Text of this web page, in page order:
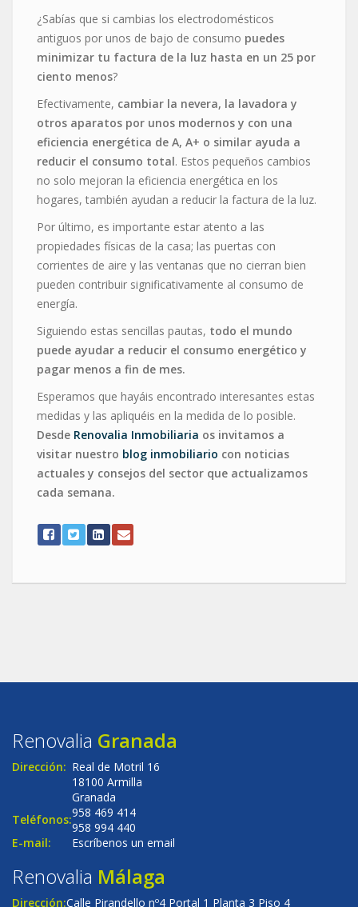
¿Sabías que si cambias los electrodomésticos
antiguos por unos de bajo de consumo puedes
minimizar tu factura de la luz hasta en un 25 por
ciento menos?
Efectivamente, cambiar la nevera, la lavadora y
otros aparatos por unos modernos y con una
eficiencia energética de A, A+ o similar ayuda a
reducir el consumo total. Estos pequeños cambios
no solo mejoran la eficiencia energética en los
hogares, también ayudan a reducir la factura de la luz.
Por último, es importante estar atento a las
propiedades físicas de la casa; las puertas con
corrientes de aire y las ventanas que no cierran bien
pueden contribuir significativamente al consumo de
energía.
Siguiendo estas sencillas pautas, todo el mundo
puede ayudar a reducir el consumo energético y
pagar menos a fin de mes.
Esperamos que hayáis encontrado interesantes estas
medidas y las apliquéis en la medida de lo posible.
Desde Renovalia Inmobiliaria os invitamos a
visitar nuestro blog inmobiliario con noticias
actuales y consejos del sector que actualizamos
cada semana.
Renovalia Granada
Dirección: Real de Motril 16
18100 Armilla
Granada
Teléfonos:958 469 414
958 994 440
E-mail:
Escríbenos un email
Renovalia Málaga
Dirección:Calle Pirandello nº4 Portal 1 Planta 3 Piso 4